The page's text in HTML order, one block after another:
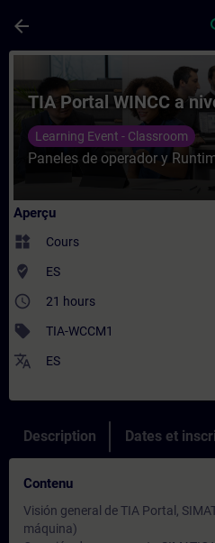
arrow_back
Cours - TIA Portal
TIA Portal WINCC a
Learning Event - Classroom
Paneles de operador y
Aperçu
widgets Cours
where_to_vote ES
access_time 21 hours
sell TIA-WCCM1
translate ES
Description Dates et
Contenu
Visión general de TIA Portal,
máquina)